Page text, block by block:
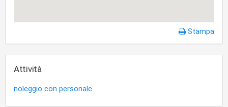
Stampa
Attività
noleggio con personale